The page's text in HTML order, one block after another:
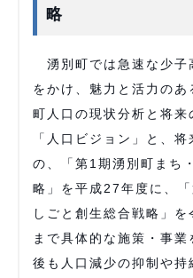
略
湧別町では急速な少子
をかけ、魅力と活力の
町人口の現状分析と将
「人口ビジョン」と、
の、「第1期湧別町まち
略」を平成27年度に、
しごと創生総合戦略」
まで具体的な施策・事
後も人口減少の抑制や